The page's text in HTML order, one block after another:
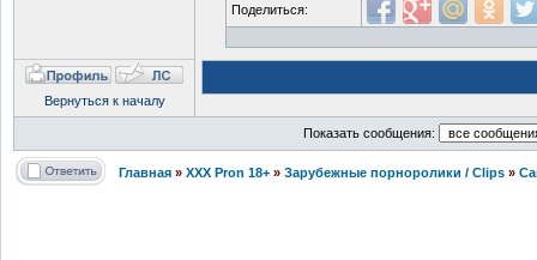
Поделиться:
Вернуться к началу
Показать сообщения:
Главная » XXX Pron 18+ » Зарубежные порноролики / Clips »